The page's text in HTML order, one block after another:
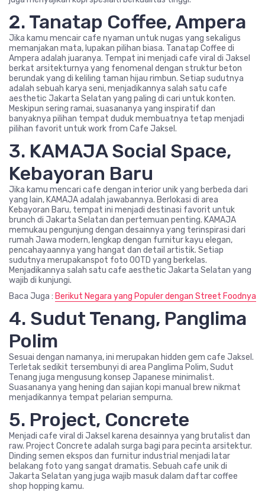
2. Tanatap Coffee, Ampera
Jika kamu mencair cafe nyaman untuk nugas yang sekaligus
memanjakan mata, lupakan pilihan biasa. Tanatap Coffee di
Ampera adalah juaranya. Tempat ini menjadi cafe viral di Jaksel
berkat arsitekturnya yang fenomenal dengan struktur beton
berundak yang di keliling taman hijau rimbun. Setiap sudutnya
adalah sebuah karya seni, menjadikannya salah satu cafe
aesthetic Jakarta Selatan yang paling di cari untuk konten.
Meskipun sering ramai, suasananya yang inspiratif dan
banyaknya pilihan tempat duduk membuatnya tetap menjadi
pilihan favorit untuk work from Cafe Jaksel.
3. KAMAJA Social Space,
Kebayoran Baru
Jika kamu mencari cafe dengan interior unik yang berbeda dari
yang lain, KAMAJA adalah jawabannya. Berlokasi di area
Kebayoran Baru, tempat ini menjadi destinasi favorit untuk
brunch di Jakarta Selatan dan pertemuan penting. KAMAJA
memukau pengunjung dengan desainnya yang terinspirasi dari
rumah Jawa modern, lengkap dengan furnitur kayu elegan,
pencahayaannya yang hangat dan detail artistik. Setiap
sudutnya merupakanspot foto OOTD yang berkelas.
Menjadikannya salah satu cafe aesthetic Jakarta Selatan yang
wajib di kunjungi.
Baca Juga : Berikut Negara yang Populer dengan Street Foodnya
4. Sudut Tenang, Panglima
Polim
Sesuai dengan namanya, ini merupakan hidden gem cafe Jaksel.
Terletak sedikit tersembunyi di area Panglima Polim, Sudut
Tenang juga mengusung konsep Japanese minimalist.
Suasananya yang hening dan sajian kopi manual brew nikmat
menjadikannya tempat pelarian sempurna.
5. Project, Concrete
Menjadi cafe viral di Jaksel karena desainnya yang brutalist dan
raw. Project Concrete adalah surga bagi para pecinta arsitektur.
Dinding semen ekspos dan furnitur industrial menjadi latar
belakang foto yang sangat dramatis. Sebuah cafe unik di
Jakarta Selatan yang juga wajib masuk dalam daftar coffee
shop hopping kamu.